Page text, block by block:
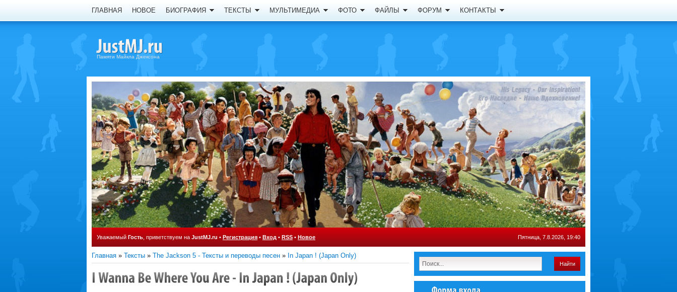
ГЛАВНАЯ НОВОЕ БИОГРАФИЯ ТЕКСТЫ МУЛЬТИМЕДИА ФОТО ФАЙЛЫ ФОРУМ КОНТАКТЫ
Памяти Майкла Джексона
Уважаемый Гость , приветствуем на JustMJ.ru • Регистрация • Вход • RSS • Новое Пятница, 7.8.2026, 19:40
Главная » Тексты » The Jackson 5 - Тексты и переводы песен » In Japan ! (Japan Only)
Найти